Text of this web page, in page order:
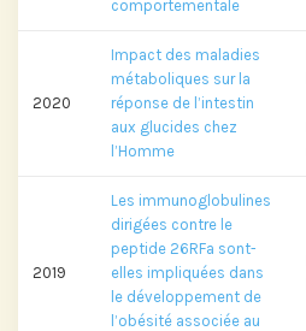
comportementale
2020
Impact des maladies
métaboliques sur la
réponse de l’intestin
aux glucides chez
l’Homme
2019
Les immunoglobulines
dirigées contre le
peptide 26RFa sont-
elles impliquées dans
le développement de
l’obésité associée au